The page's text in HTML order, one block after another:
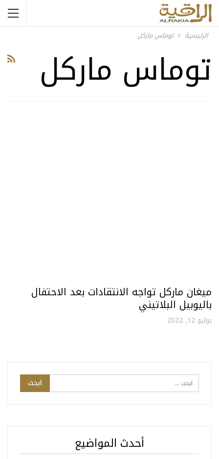
الرئيسية توماس ماركل
توماس ماركل
ميغان ماركل تواجه الانتقادات بعد الاحتفال
باليوبيل البلاتيني
يوليو 12, 2022
أحدث المواضيع